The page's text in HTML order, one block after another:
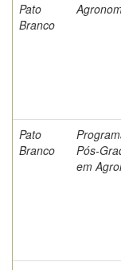
Pato
Branco
Pato
Branco
Pós-
em